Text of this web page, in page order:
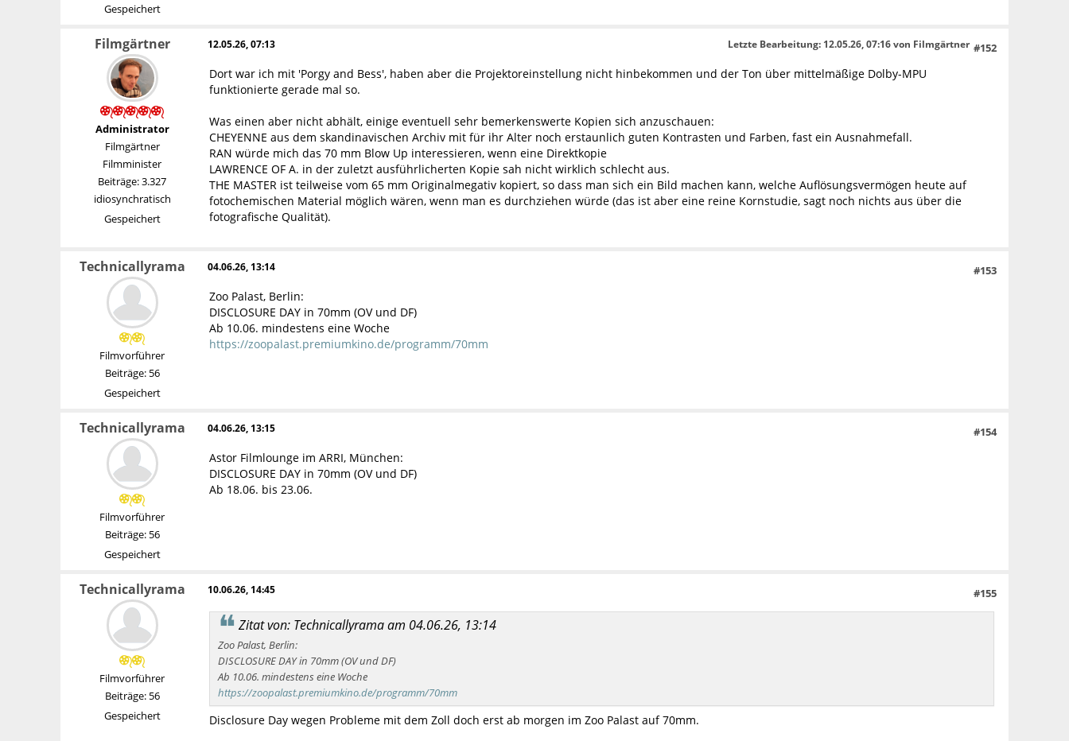
Gespeichert
Filmgärtner
Administrator
Filmgärtner
Filmminister
Beiträge: 3.327
idiosynchratisch
Gespeichert
12.05.26, 07:13 #152
Letzte Bearbeitung: 12.05.26, 07:16 von Filmgärtner
Dort war ich mit 'Porgy and Bess', haben aber die Projektoreinstellung nicht hinbekommen und der Ton über mittelmäßige Dolby-MPU
funktionierte gerade mal so.
Was einen aber nicht abhält, einige eventuell sehr bemerkenswerte Kopien sich anzuschauen:
CHEYENNE aus dem skandinavischen Archiv mit für ihr Alter noch erstaunlich guten Kontrasten und Farben, fast ein Ausnahmefall.
RAN würde mich das 70 mm Blow Up interessieren, wenn eine Direktkopie
LAWRENCE OF A. in der zuletzt ausführlicherten Kopie sah nicht wirklich schlecht aus.
THE MASTER ist teilweise vom 65 mm Originalmegativ kopiert, so dass man sich ein Bild machen kann, welche Auflösungsvermögen heute auf
fotochemischen Material möglich wären, wenn man es durchziehen würde (das ist aber eine reine Kornstudie, sagt noch nichts aus über die
fotografische Qualität).
Technicallyrama
Filmvorführer
Beiträge: 56
Gespeichert
04.06.26, 13:14 #153
Zoo Palast, Berlin:
DISCLOSURE DAY in 70mm (OV und DF)
Ab 10.06. mindestens eine Woche
https://zoopalast.premiumkino.de/programm/70mm
Technicallyrama
Filmvorführer
Beiträge: 56
Gespeichert
04.06.26, 13:15 #154
Astor Filmlounge im ARRI, München:
DISCLOSURE DAY in 70mm (OV und DF)
Ab 18.06. bis 23.06.
Technicallyrama
Filmvorführer
Beiträge: 56
Gespeichert
10.06.26, 14:45 #155
Zitat von: Technicallyrama am 04.06.26, 13:14
Zoo Palast, Berlin:
DISCLOSURE DAY in 70mm (OV und DF)
Ab 10.06. mindestens eine Woche
https://zoopalast.premiumkino.de/programm/70mm
Disclosure Day wegen Probleme mit dem Zoll doch erst ab morgen im Zoo Palast auf 70mm.